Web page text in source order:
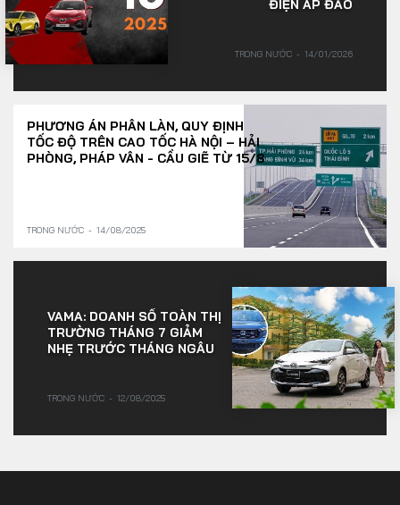
ĐIỆN ÁP ĐẢO
TRONG NƯỚC 14/01/2026
PHƯƠNG ÁN PHÂN LÀN, QUY ĐỊNH
TỐC ĐỘ TRÊN CAO TỐC HÀ NỘI – HẢI
PHÒNG, PHÁP VÂN - CẦU GIẼ TỪ 15/8
TRONG NƯỚC 14/08/2025
VAMA: DOANH SỐ TOÀN THỊ
TRƯỜNG THÁNG 7 GIẢM
NHẸ TRƯỚC THÁNG NGÂU
TRONG NƯỚC 12/08/2025